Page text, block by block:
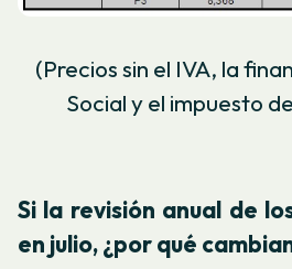
(Precios sin el IVA, la
Social y el impuesto
Si la revisión anual de
en julio, ¿por qué